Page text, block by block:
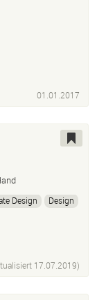
01.01.2017
Design
Design
17.07.2019)